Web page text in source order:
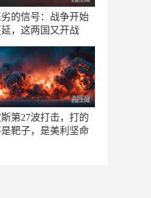
劣的信号：战争开始
延，这两国又开战
第27波打击，打的
是靶子，是美利坚命